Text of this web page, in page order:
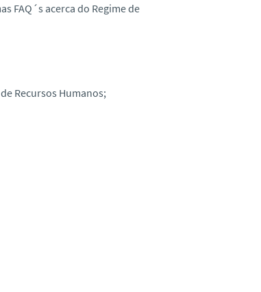
FAQ´s acerca do Regime de
Recursos Humanos;